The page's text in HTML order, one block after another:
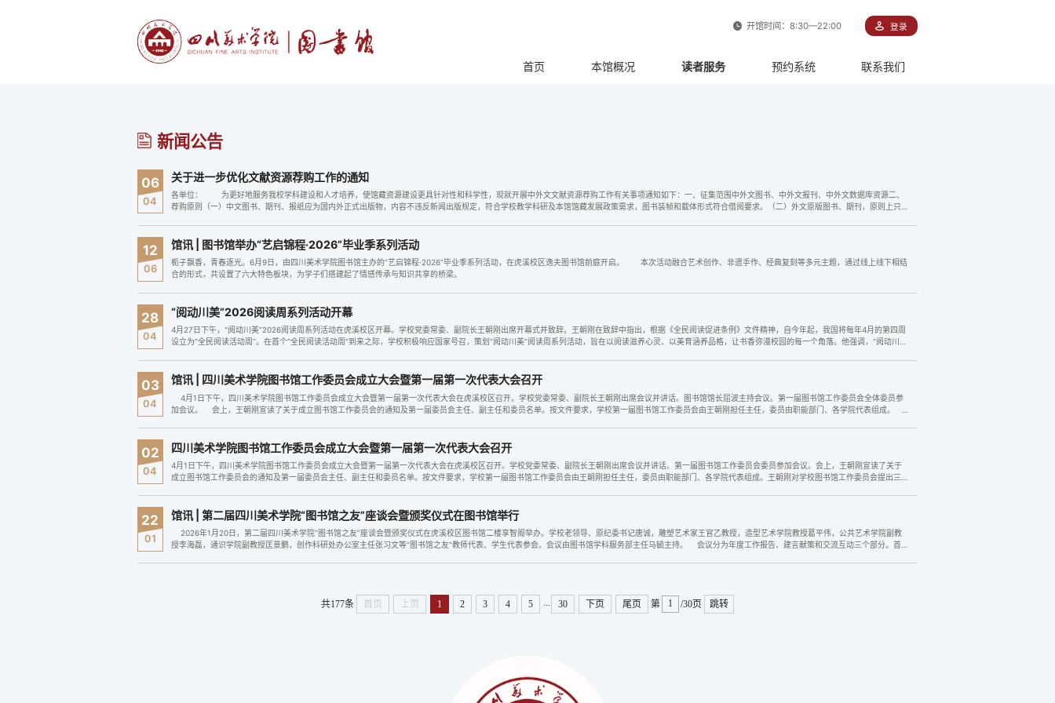
开馆时间：8:30—22:00 登录
首页 本馆概况 读者服务 预约系统 联系我们
新闻公告
06
04
关于进一步优化文献资源荐购工作的通知
​各单位： 为更好地服务我校学科建设和人才培养，使馆藏资源建设更具针对性和科学性，现就开展中外文文献资源荐购工作有关事项通知如下：一、征集范围中外文图书、中外文报刊、中外文数据库资源二、
荐购原则（一）中文图书、期刊、报纸应为国内外正式出版物，内容不违反新闻出版规定，符合学校教学科研及本馆馆藏发展政策需求，图书装帧和载体形式符合借阅要求。（二）外文原版图书、期刊，原则上只收
12
06
馆讯 | 图书馆举办“艺启锦程·2026”毕业季系列活动
栀子飘香，青春逐光。6月9日，由四川美术学院图书馆主办的“艺启锦程·2026”毕业季系列活动，在虎溪校区逸夫图书馆前庭开启。 本次活动融合艺术创作、非遗手作、经典复刻等多元主题，通过线上线下相结
合的形式，共设置了六大特色板块，为学子们搭建起了情感传承与知识共享的桥梁。
28
04
“阅动川美”2026阅读周系列活动开幕
4月27日下午，“阅动川美”2026阅读周系列活动在虎溪校区开幕。学校党委常委、副院长王朝刚出席开幕式并致辞。王朝刚在致辞中指出，根据《全民阅读促进条例》文件精神，自今年起，我国将每年4月的第四周
设立为“全民阅读活动周”。在首个“全民阅读活动周”到来之际，学校积极响应国家号召，策划“阅动川美”阅读周系列活动，旨在以阅读滋养心灵、以美育涵养品格，让书香弥漫校园的每一个角落。他强调，“阅动川
03
04
馆讯 | 四川美术学院图书馆工作委员会成立大会暨第一届第一次代表大会召开
4月1日下午，四川美术学院图书馆工作委员会成立大会暨第一届第一次代表大会在虎溪校区召开。学校党委常委、副院长王朝刚出席会议并讲话。图书馆馆长屈波主持会议。第一届图书馆工作委员会全体委员参
加会议。 会上，王朝刚宣读了关于成立图书馆工作委员会的通知及第一届委员会主任、副主任和委员名单。按文件要求，学校第一届图书馆工作委员会由王朝刚担任主任，委员由职能部门、各学院代表组成。
02
04
四川美术学院图书馆工作委员会成立大会暨第一届第一次代表大会召开
4月1日下午，四川美术学院图书馆工作委员会成立大会暨第一届第一次代表大会在虎溪校区召开。学校党委常委、副院长王朝刚出席会议并讲话。第一届图书馆工作委员会委员参加会议。会上，王朝刚宣读了关于
成立图书馆工作委员会的通知及第一届委员会主任、副主任和委员名单。按文件要求，学校第一届图书馆工作委员会由王朝刚担任主任，委员由职能部门、各学院代表组成。王朝刚对学校图书馆工作委员会提出三点
22
01
馆讯 | 第二届四川美术学院“图书馆之友”座谈会暨颁奖仪式在图书馆举行
2026年1月20日，第二届四川美术学院“图书馆之友”座谈会暨颁奖仪式在虎溪校区图书馆二楼享智阁举办。学校老领导、原纪委书记唐诚，雕塑艺术家王官乙教授，造型艺术学院教授葛平伟，公共艺术学院副教
授李海磊，通识学院副教授匡景鹏，创作科研处办公室主任张习文等“图书馆之友”教师代表、学生代表参会。会议由图书馆学科服务部主任马毓主持。 会议分为年度工作报告、建言献策和交流互动三个部分。首先
共177条 首页 上页 1 2 3 4 5 ... 30 下页 尾页 第 /30页 跳转